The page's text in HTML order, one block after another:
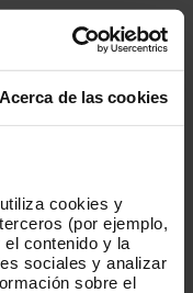
Acerca de las cookies
cookies y
(por ejemplo,
contenido y la
sociales y analizar
sobre el